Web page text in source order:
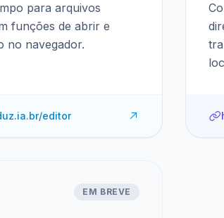
para arquivos
funções de abrir e
no navegador.
editor
EM BREVE